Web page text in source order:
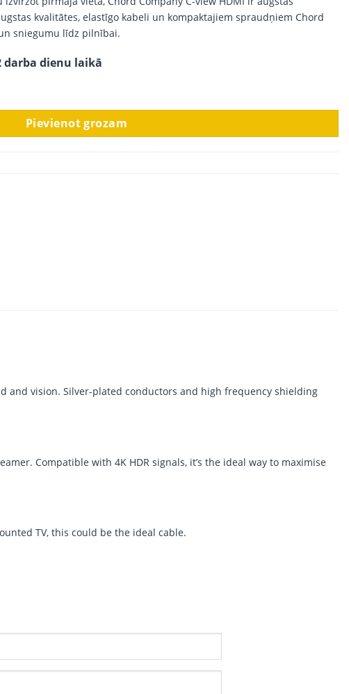
kvalitātes, elastīgo kabeli un kompaktajiem spraudņiem Chord
sniegumu līdz pilnībai.
darba dienu laikā
Pievienot grozam
and vision. Silver-plated conductors and high frequency shielding
Compatible with 4K HDR signals, it’s the ideal way to maximise
TV, this could be the ideal cable.